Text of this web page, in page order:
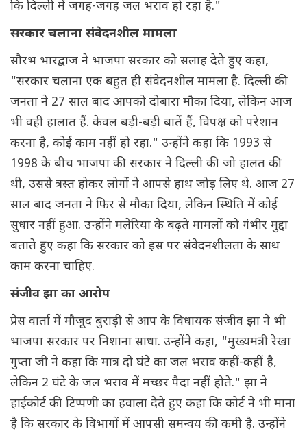
कि दिल्ली में जगह-जगह जल भराव हो रहा है."
सरकार चलाना संवेदनशील मामला
सौरभ भारद्वाज ने भाजपा सरकार को सलाह देते हुए कहा,
"सरकार चलाना एक बहुत ही संवेदनशील मामला है. दिल्ली की
जनता ने 27 साल बाद आपको दोबारा मौका दिया, लेकिन आज
भी वही हालात हैं. केवल बड़ी-बड़ी बातें हैं, विपक्ष को परेशान
करना है, कोई काम नहीं हो रहा." उन्होंने कहा कि 1993 से
1998 के बीच भाजपा की सरकार ने दिल्ली की जो हालत की
थी, उससे त्रस्त होकर लोगों ने आपसे हाथ जोड़ लिए थे. आज 27
साल बाद जनता ने फिर से मौका दिया, लेकिन स्थिति में कोई
सुधार नहीं हुआ. उन्होंने मलेरिया के बढ़ते मामलों को गंभीर मुद्दा
बताते हुए कहा कि सरकार को इस पर संवेदनशीलता के साथ
काम करना चाहिए.
संजीव झा का आरोप
प्रेस वार्ता में मौजूद बुराड़ी से आप के विधायक संजीव झा ने भी
भाजपा सरकार पर निशाना साधा. उन्होंने कहा, "मुख्यमंत्री रेखा
गुप्ता जी ने कहा कि मात्र दो घंटे का जल भराव कहीं-कहीं है,
लेकिन 2 घंटे के जल भराव में मच्छर पैदा नहीं होते." झा ने
हाईकोर्ट की टिप्पणी का हवाला देते हुए कहा कि कोर्ट ने भी माना
है कि सरकार के विभागों में आपसी समन्वय की कमी है. उन्होंने